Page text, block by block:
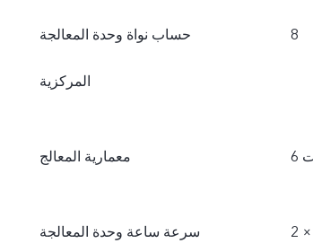
حساب نواة وحدة المعالجة
المركزية
8
معمارية المعالج
سرعة ساعة وحدة المعالجة